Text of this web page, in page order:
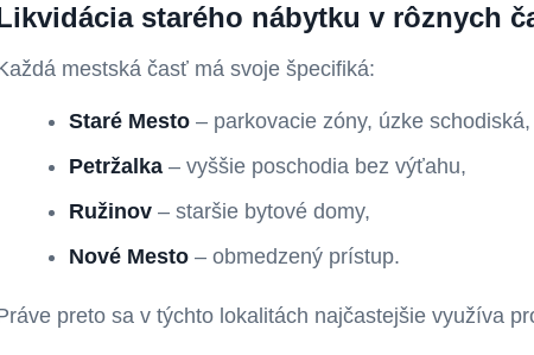
starého nábytku v rôznych
mestská časť má svoje špecifiká:
Staré Mesto – parkovacie zóny, úzke schodiská,
Petržalka – vyššie poschodia bez výťahu,
Ružinov – staršie bytové domy,
Nové Mesto – obmedzený prístup.
preto sa v týchto lokalitách najčastejšie využíva